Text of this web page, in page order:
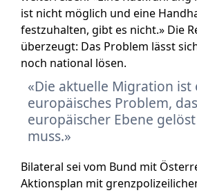
ist nicht möglich und eine
festzuhalten, gibt es nicht.» Die
überzeugt: Das Problem lässt
noch national lösen.
Die aktuelle Migration ist
europäisches Problem,
europäischer Ebene
muss.
Bilateral sei vom Bund mit
Aktionsplan mit